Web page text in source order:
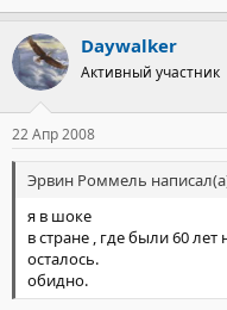
Daywalker
Активный участник
22 Апр 2008
Эрвин Роммель
я в шоке
в стране , где были 60
осталось.
обидно.